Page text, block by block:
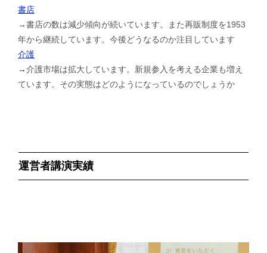
書店
→書店の数は減少傾向が続いています。また再販制度を1953
年から継続しています。今後どうなるのか注目しています
介護
→介護市場は拡大しています。新規参入を考える企業も増え
ています。その実態はどのようになっているのでしょうか
運営者講演実績